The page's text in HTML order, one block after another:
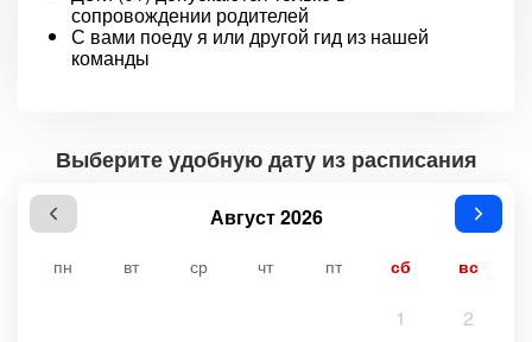
сопровождении родителей
С вами поеду я или другой гид из нашей
команды
Выберите удобную дату из расписания
Август 2026
пн вт ср чт пт сб вс
1 2